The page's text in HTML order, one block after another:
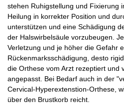
stehen Ruhigstellung und Fixierung
Heilung in korrekter Position und
unterstützen und eine Schädigung
der Halswirbelsäule vorzubeugen.
Verletzung und je höher die Gefahr
Rückenmarksschädigung, desto
die Orthese vom Arzt rezeptiert und
angepasst. Bei Bedarf auch in der
Cervical-Hyperextenstion-Orthese,
über den Brustkorb reicht.